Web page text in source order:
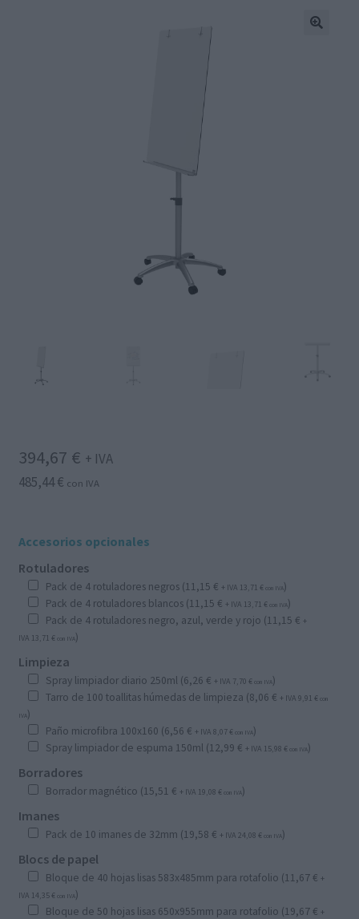
394,67 € + IVA
485,44€ con IVA
Accesorios opcionales
Rotuladores
Pack de 4 rotuladores negros (11,15 € + IVA 13,71 € con IVA)
Pack de 4 rotuladores blancos (11,15 € + IVA 13,71 € con IVA)
Pack de 4 rotuladores negro, azul, verde y rojo (11,15 € +
IVA 13,71 € con IVA)
Limpieza
Spray limpiador diario 250ml (6,26 € + IVA 7,70 € con IVA)
Tarro de 100 toallitas húmedas de limpieza (8,06 € + IVA 9,91 € con
IVA)
Paño microfibra 100x160 (6,56 € + IVA 8,07 € con IVA)
Spray limpiador de espuma 150ml (12,99 € + IVA 15,98 € con IVA)
Borradores
Borrador magnético (15,51 € + IVA 19,08 € con IVA)
Imanes
Pack de 10 imanes de 32mm (19,58 € + IVA 24,08 € con IVA)
Blocs de papel
Bloque de 40 hojas lisas 583x485mm para rotafolio (11,67€ +
IVA 14,35 € con IVA)
Bloque de 50 hojas lisas 650x955mm para rotafolio (19,67€ +